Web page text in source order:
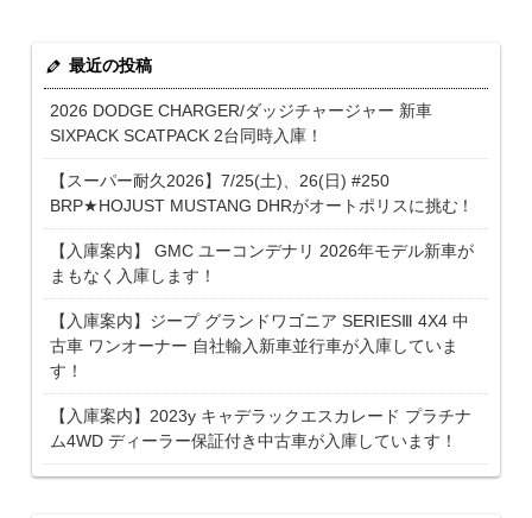
最近の投稿
2026 DODGE CHARGER/ダッジチャージャー 新車
SIXPACK SCATPACK 2台同時入庫！
【スーパー耐久2026】7/25(土)、26(日) #250
BRP★HOJUST MUSTANG DHRがオートポリスに挑む！
【入庫案内】 GMC ユーコンデナリ 2026年モデル新車が
まもなく入庫します！
【入庫案内】ジープ グランドワゴニア SERIESⅢ 4X4 中
古車 ワンオーナー 自社輸入新車並行車が入庫していま
す！
【入庫案内】2023y キャデラックエスカレード プラチナ
ム4WD ディーラー保証付き中古車が入庫しています！